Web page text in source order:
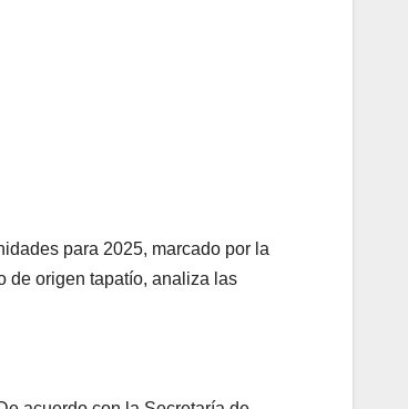
para 2025, marcado por la
de origen tapatío, analiza las